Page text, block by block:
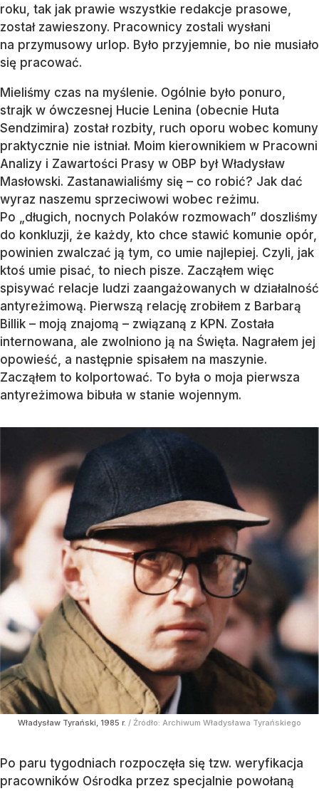
roku, tak jak prawie wszystkie redakcje prasowe,
został zawieszony. Pracownicy zostali wysłani
na przymusowy urlop. Było przyjemnie, bo nie musiało
się pracować.
Mieliśmy czas na myślenie. Ogólnie było ponuro,
strajk w ówczesnej Hucie Lenina (obecnie Huta
Sendzimira) został rozbity, ruch oporu wobec komuny
praktycznie nie istniał. Moim kierownikiem w Pracowni
Analizy i Zawartości Prasy w OBP był Władysław
Masłowski. Zastanawialiśmy się – co robić? Jak dać
wyraz naszemu sprzeciwowi wobec reżimu.
Po „długich, nocnych Polaków rozmowach” doszliśmy
do konkluzji, że każdy, kto chce stawić komunie opór,
powinien zwalczać ją tym, co umie najlepiej. Czyli, jak
ktoś umie pisać, to niech pisze. Zacząłem więc
spisywać relacje ludzi zaangażowanych w działalność
antyreżimową. Pierwszą relację zrobiłem z Barbarą
Billik – moją znajomą – związaną z KPN. Została
internowana, ale zwolniono ją na Święta. Nagrałem jej
opowieść, a następnie spisałem na maszynie.
Zacząłem to kolportować. To była o moja pierwsza
antyreżimowa bibuła w stanie wojennym.
Władysław Tyrański, 1985 r. / Źródło: Archiwum Władysława Tyrańskiego
Po paru tygodniach rozpoczęła się tzw. weryfikacja
pracowników Ośrodka przez specjalnie powołaną